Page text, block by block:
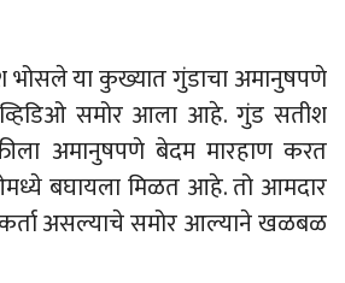
भोसले या कुख्यात गुंडाचा अमानुषपणे
व्हिडिओ समोर आला आहे. गुंड सतीश
अमानुषपणे बेदम मारहाण करत
बघायला मिळत आहे. तो आमदार
असल्याचे समोर आल्याने खळबळ